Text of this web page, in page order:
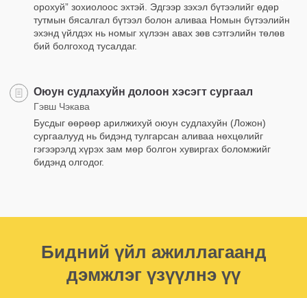
орохуй” зохиолоос эхтэй. Эдгээр зэхэл бүтээлийг өдөр
тутмын бясалгал бүтээл болон аливаа Номын бүтээлийн
эхэнд үйлдэх нь номыг хүлээн авах зөв сэтгэлийн төлөв
бий болгоход тусалдаг.
Оюун судлахуйн долоон хэсэгт сургаал
Гэвш Чэкава
Бусдыг өөрөөр арилжихуй оюун судлахуйн (Ложон)
сургаалууд нь бидэнд тулгарсан аливаа нөхцөлийг
гэгээрэлд хүрэх зам мөр болгон хувиргах боломжийг
бидэнд олгодог.
Бидний үйл ажиллагаанд
дэмжлэг үзүүлнэ үү